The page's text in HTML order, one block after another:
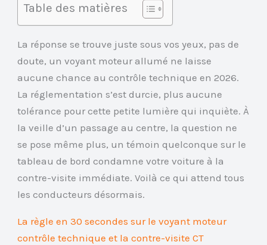
Table des matières
La réponse se trouve juste sous vos yeux, pas de
doute, un voyant moteur allumé ne laisse
aucune chance au contrôle technique en 2026.
La réglementation s’est durcie, plus aucune
tolérance pour cette petite lumière qui inquiète. À
la veille d’un passage au centre, la question ne
se pose même plus, un témoin quelconque sur le
tableau de bord condamne votre voiture à la
contre-visite immédiate. Voilà ce qui attend tous
les conducteurs désormais.
La règle en 30 secondes sur le voyant moteur
contrôle technique et la contre-visite CT